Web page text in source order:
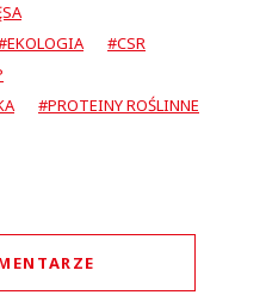
#CSR
#PROTEINY ROŚLINNE